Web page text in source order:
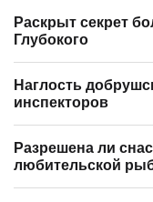
Раскрыт секрет
Глубокого
Наглость
инспекторов
Разрешена ли
любительской